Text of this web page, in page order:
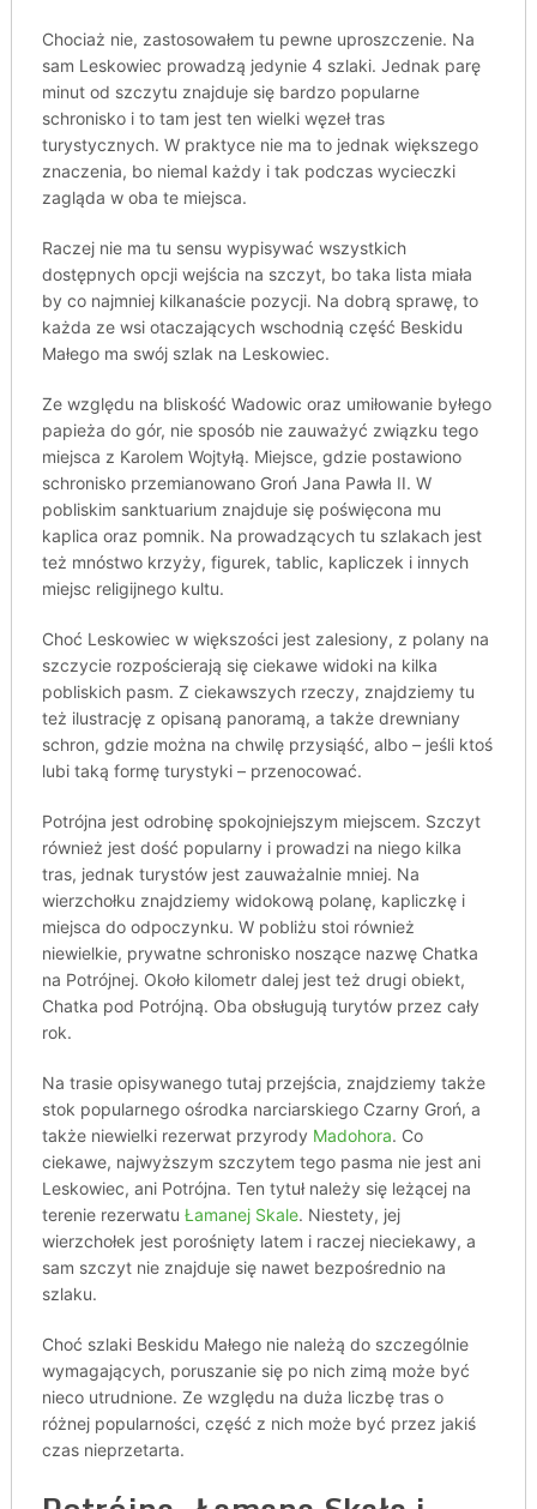
Chociaż nie, zastosowałem tu pewne uproszczenie. Na
sam Leskowiec prowadzą jedynie 4 szlaki. Jednak parę
minut od szczytu znajduje się bardzo popularne
schronisko i to tam jest ten wielki węzeł tras
turystycznych. W praktyce nie ma to jednak większego
znaczenia, bo niemal każdy i tak podczas wycieczki
zagląda w oba te miejsca.
Raczej nie ma tu sensu wypisywać wszystkich
dostępnych opcji wejścia na szczyt, bo taka lista miała
by co najmniej kilkanaście pozycji. Na dobrą sprawę, to
każda ze wsi otaczających wschodnią część Beskidu
Małego ma swój szlak na Leskowiec.
Ze względu na bliskość Wadowic oraz umiłowanie byłego
papieża do gór, nie sposób nie zauważyć związku tego
miejsca z Karolem Wojtyłą. Miejsce, gdzie postawiono
schronisko przemianowano Groń Jana Pawła II. W
pobliskim sanktuarium znajduje się poświęcona mu
kaplica oraz pomnik. Na prowadzących tu szlakach jest
też mnóstwo krzyży, figurek, tablic, kapliczek i innych
miejsc religijnego kultu.
Choć Leskowiec w większości jest zalesiony, z polany na
szczycie rozpościerają się ciekawe widoki na kilka
pobliskich pasm. Z ciekawszych rzeczy, znajdziemy tu
też ilustrację z opisaną panoramą, a także drewniany
schron, gdzie można na chwilę przysiąść, albo – jeśli ktoś
lubi taką formę turystyki – przenocować.
Potrójna jest odrobinę spokojniejszym miejscem. Szczyt
również jest dość popularny i prowadzi na niego kilka
tras, jednak turystów jest zauważalnie mniej. Na
wierzchołku znajdziemy widokową polanę, kapliczkę i
miejsca do odpoczynku. W pobliżu stoi również
niewielkie, prywatne schronisko noszące nazwę Chatka
na Potrójnej. Około kilometr dalej jest też drugi obiekt,
Chatka pod Potrójną. Oba obsługują turytów przez cały
rok.
Na trasie opisywanego tutaj przejścia, znajdziemy także
stok popularnego ośrodka narciarskiego Czarny Groń, a
także niewielki rezerwat przyrody Madohora. Co
ciekawe, najwyższym szczytem tego pasma nie jest ani
Leskowiec, ani Potrójna. Ten tytuł należy się leżącej na
terenie rezerwatu Łamanej Skale. Niestety, jej
wierzchołek jest porośnięty latem i raczej nieciekawy, a
sam szczyt nie znajduje się nawet bezpośrednio na
szlaku.
Choć szlaki Beskidu Małego nie należą do szczególnie
wymagających, poruszanie się po nich zimą może być
nieco utrudnione. Ze względu na duża liczbę tras o
różnej popularności, część z nich może być przez jakiś
czas nieprzetarta.